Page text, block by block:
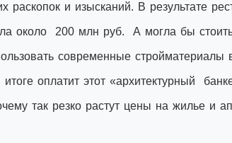
раскопок и изысканий. В результате
около 200 млн руб. А могла бы
современные стройматериалы
итоге оплатит этот «архитектурный
так резко растут цены на жилье и